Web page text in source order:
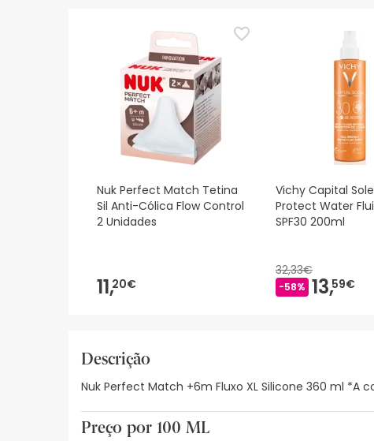
Nuk Perfect Match Tetina
Sil Anti-Cólica Flow Control
2 Unidades
11,20€
Vichy Capital
Protect Water
SPF30 200ml
32,33€
-58% 13,59€
Descrição
Nuk Perfect Match +6m Fluxo XL Silicone 360 ml
Preço por 100 ML